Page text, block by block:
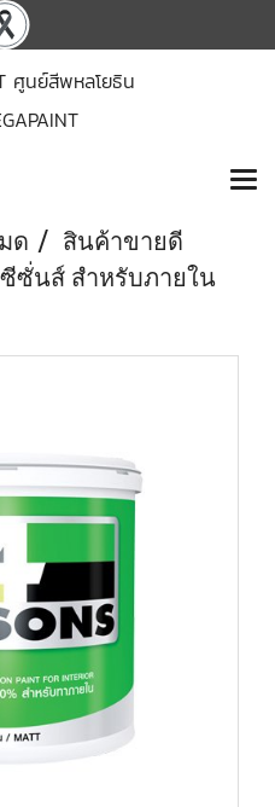
ศูนย์สีพหลโยธิน
ด
สินค้าขายดี
ซั่นส์ สําหรับภายใน